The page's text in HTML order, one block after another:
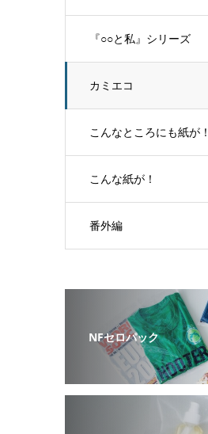
『○○と私』シリーズ
カミエコ
こんなところにも紙が！
こんな紙が！
番外編
NFセロパック